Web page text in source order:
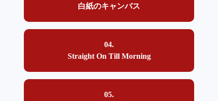
白紙のキャンバス
04.
Straight On Till Morning
05.